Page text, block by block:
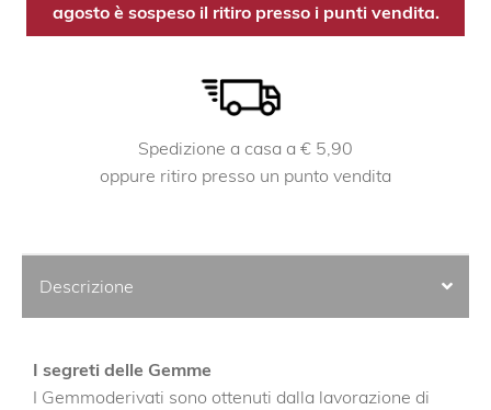
agosto è sospeso il ritiro presso i punti vendita.
Spedizione a casa a € 5,90
oppure ritiro presso un punto vendita
Descrizione
I segreti delle Gemme
I Gemmoderivati sono ottenuti dalla lavorazione di